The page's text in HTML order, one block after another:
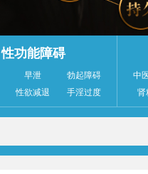
性功能障碍
早泄
勃起障碍
性欲减退 手淫过度
中
肾